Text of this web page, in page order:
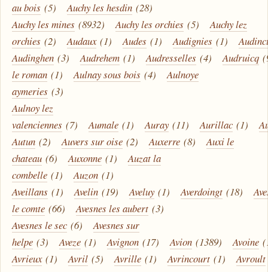
au bois (5) Auchy les hesdin (28)
Auchy les mines (8932) Auchy les orchies (5)
Auchy lez
orchies (2) Audaux (1) Audes (1) Audignies (1)
Audinghen (3) Audrehem (1) Audresselles (4) Audruicq
le roman (1) Aulnay sous bois (4)
Aulnoye
aymeries (3)
Aulnoy lez
valenciennes (7) Aumale (1) Auray (11) Aurillac (1)
Autun (2) Auvers sur oise (2) Auxerre (8)
Auxi le
chateau (6) Auxonne (1)
Auzat la
combelle (1) Auzon (1)
Aveillans (1) Avelin (19) Aveluy (1) Averdoingt (18)
le comte (66) Avesnes les aubert (3)
Avesnes le sec (6)
Avesnes sur
helpe (3) Aveze (1) Avignon (17) Avion (1389) Avoine
Avrieux (1) Avril (5) Avrille (1) Avrincourt (1) Avroult